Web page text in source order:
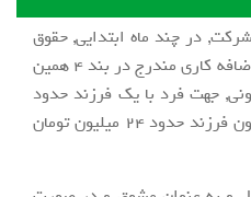
در چند ماه ابتدایی, حقوق
پرداختی با احتساب مدت زمان اضافه کاری مندرج در بند 4 همین
جهت فرد با یک فرزند حدود
26 میلیون تومان می باشد و بدون فرزند حدود 24 میلیون تومان